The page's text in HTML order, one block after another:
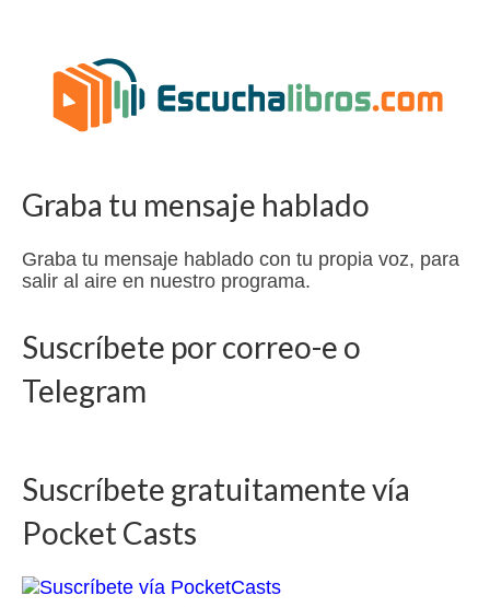
Graba tu mensaje hablado
Graba tu mensaje hablado con tu propia voz, para
salir al aire en nuestro programa.
Suscríbete por correo-e o
Telegram
Suscríbete gratuitamente vía
Pocket Casts